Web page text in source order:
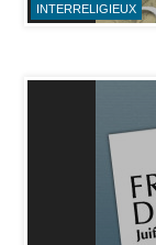
INTERRELIGIEUX